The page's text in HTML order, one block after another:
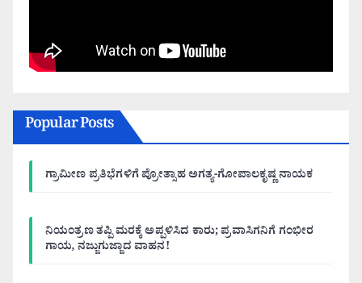
Popular Posts
ಗ್ರಾಮೀಣ ಪ್ರತಿಭೆಗಳಿಗೆ ಪ್ರೋತ್ಸಾಹ ಅಗತ್ಯ-ಗೋಪಾಲಕೃಷ್ಣ ನಾಯಕ
ನಿಯಂತ್ರಣ ತಪ್ಪಿ ಮರಕ್ಕೆ ಅಪ್ಪಳಿಸಿದ ಕಾರು; ಪ್ರವಾಸಿಗನಿಗೆ ಗಂಭೀರ
ಗಾಯ, ನಜ್ಜುಗುಜ್ಜಾದ ವಾಹನ!